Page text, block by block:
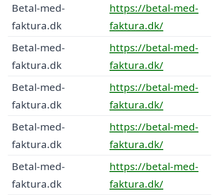
Betal-med-
faktura.dk
https://betal-med-
faktura.dk/
Betal-med-
faktura.dk
https://betal-med-
faktura.dk/
Betal-med-
faktura.dk
https://betal-med-
faktura.dk/
Betal-med-
faktura.dk
https://betal-med-
faktura.dk/
Betal-med-
faktura.dk
https://betal-med-
faktura.dk/